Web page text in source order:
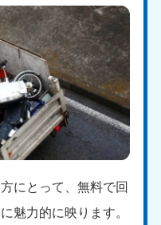
にとって、無料で回
魅力的に映ります。